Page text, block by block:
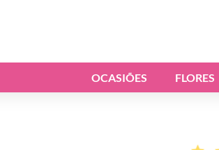
OCASIÕES FLORES